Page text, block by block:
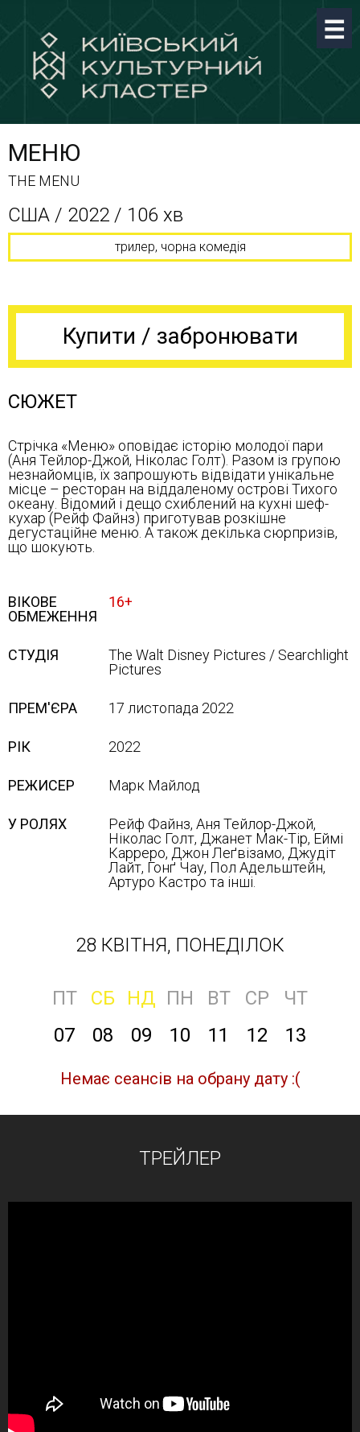
МЕНЮ
THE MENU
США / 2022 / 106 хв
трилер, чорна комедія
Купити / забронювати
СЮЖЕТ
Стрічка «Меню» оповідає історію молодої пари
(Аня Тейлор-Джой, Ніколас Голт). Разом із групою
незнайомців, їх запрошують відвідати унікальне
місце – ресторан на віддаленому острові Тихого
океану. Відомий і дещо схиблений на кухні шеф-
кухар (Рейф Файнз) приготував розкішне
дегустаційне меню. А також декілька сюрпризів,
що шокують.
ВІКОВЕ
ОБМЕЖЕННЯ
16+
СТУДІЯ
The Walt Disney Pictures / Searchlight
Pictures
ПРЕМ'ЄРА 17 листопада 2022
РІК 2022
РЕЖИСЕР Марк Майлод
У РОЛЯХ
Рейф Файнз, Аня Тейлор-Джой,
Ніколас Голт, Джанет Мак-Тір, Еймі
Карреро, Джон Леґвізамо, Джудіт
Лайт, Гонґ Чау, Пол Адельштейн,
Артуро Кастро та інші.
28 КВІТНЯ, ПОНЕДІЛОК
ПТ СБ НД ПН ВТ СР
ЧТ
07
08 09 10 11 12 13
Немає сеансів на обрану дату :(
ТРЕЙЛЕР